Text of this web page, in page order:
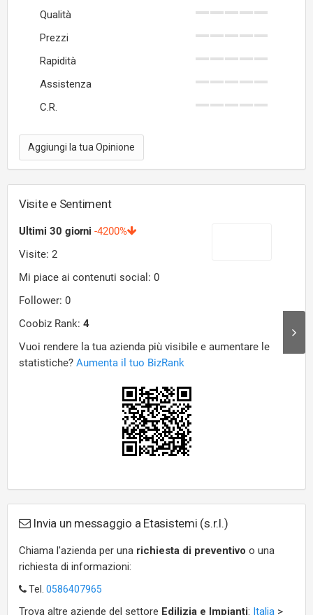
Qualità
Prezzi
Rapidità
Assistenza
C.R.
Aggiungi la tua Opinione
Visite e Sentiment
Invia un messaggio a Etasistemi (s.r.l.)
Chiama l'azienda per una richiesta di preventivo o una
richiesta di informazioni:
Tel. 0586407965
Trova altre aziende del settore Edilizia e Impianti: Italia >